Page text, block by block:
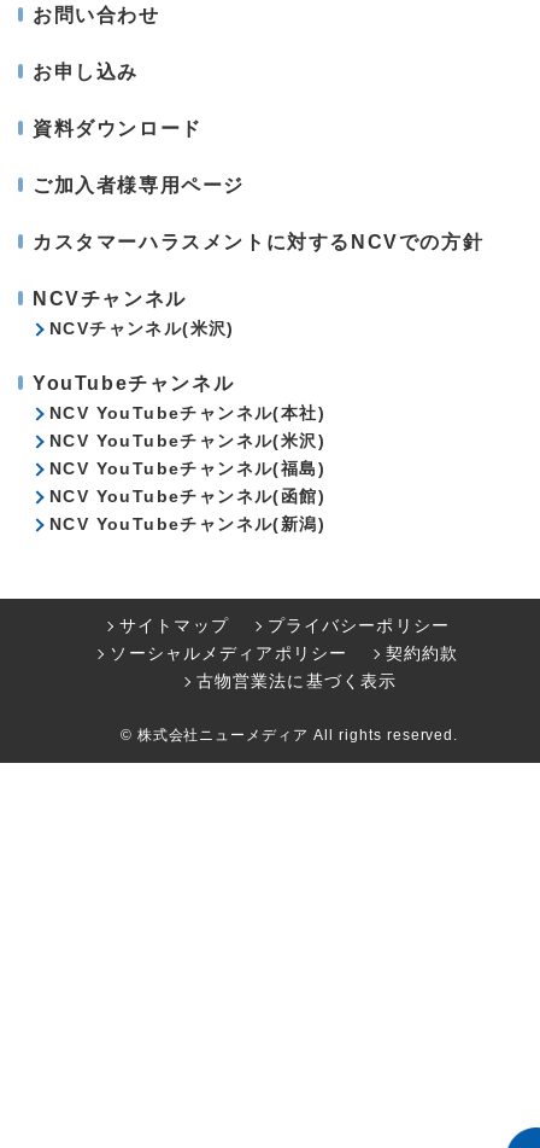
お問い合わせ
お申し込み
資料ダウンロード
ご加入者様専用ページ
カスタマーハラスメントに対するNCVでの方針
NCVチャンネル
NCVチャンネル(米沢)
YouTubeチャンネル
NCV YouTubeチャンネル(本社)
NCV YouTubeチャンネル(米沢)
NCV YouTubeチャンネル(福島)
NCV YouTubeチャンネル(函館)
NCV YouTubeチャンネル(新潟)
サイトマップ
プライバシーポリシー
ソーシャルメディアポリシー
契約約款
古物営業法に基づく表示
© 株式会社ニューメディア All rights reserved.